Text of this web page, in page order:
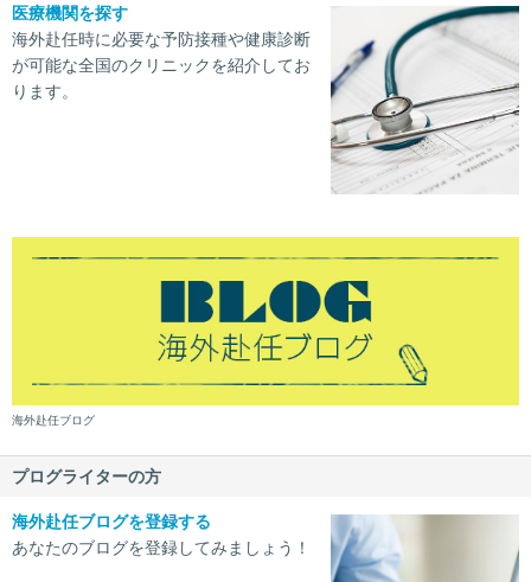
医療機関を探す
海外赴任時に必要な予防接種や健康診断
が可能な全国のクリニックを紹介してお
ります。
海外赴任ブログ
プログライターの方
海外赴任ブログを登録する
あなたのブログを登録してみましょう！